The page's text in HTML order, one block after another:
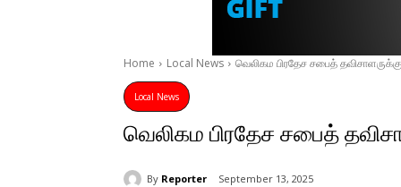
Home Local News வெலிகம பிரதேச சபைத்
Local News
வெலிகம பிரதேச சபைத்
By Reporter September 13, 2025